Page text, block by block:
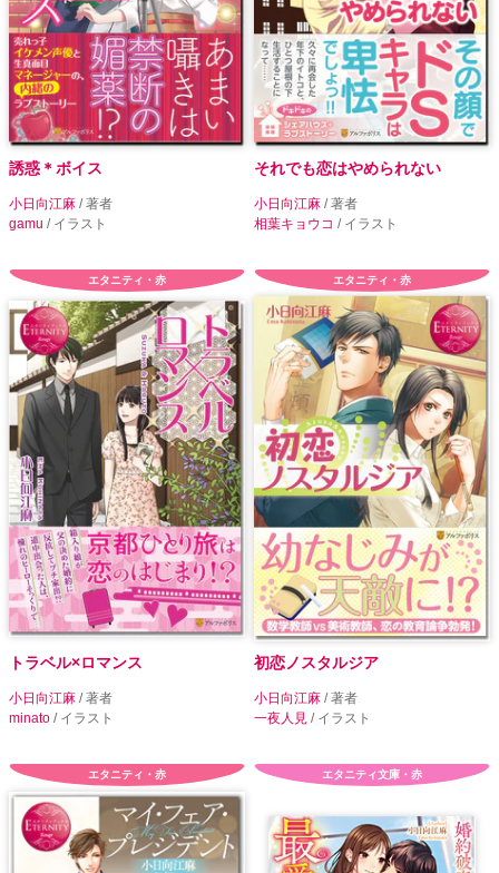
誘惑＊ボイス
小日向江麻 / 著者
gamu / イラスト
それでも恋はやめられない
小日向江麻 / 著者
相葉キョウコ / イラスト
エタニティ・赤
トラベル×ロマンス
小日向江麻 / 著者
minato / イラスト
エタニティ・赤
初恋ノスタルジア
小日向江麻 / 著者
一夜人見 / イラスト
エタニティ・赤 エタニティ文庫・赤